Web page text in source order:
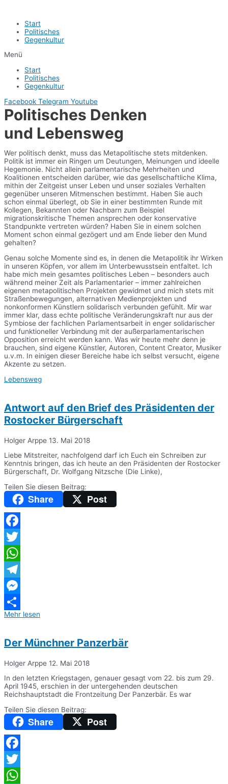
Start
Politisches
Gegenkultur
Menü
Start
Politisches
Gegenkultur
Facebook Telegram Youtube
Politisches Denken
und Lebensweg
Wer politisch denkt, muss das Metapolitische stets mitdenken.
Politik ist immer ein Ringen um Deutungen, Meinungen und ideelle
Hegemonie. Nicht allein parlamentarische Mehrheiten und
Koalitionen entscheiden darüber, wie das gesellschaftliche Klima,
mithin der Zeitgeist unser Leben und unser soziales Verhalten
gegenüber unseren Mitmenschen bestimmt. Haben Sie auch
schon einmal überlegt, ob Sie in einer bestimmten Runde mit
Kollegen, Bekannten oder Nachbarn zum Beispiel
migrationskritische Themen ansprechen oder konservative
Standpunkte vertreten würden? Haben Sie in einem solchen
Moment schon einmal gezögert und am Ende lieber den Mund
gehalten?
Genau solche Momente sind es, in denen die Metapolitik ihr Wirken
in unseren Köpfen, vor allem im Unterbewusstsein entfaltet. Ich
habe mich mein gesamtes politisches Leben – besonders auch
während meiner Zeit als Parlamentarier – immer zahlreichen
eigenen metapolitischen Projekten gewidmet und mich stets mit
Straßenbewegungen, alternativen Medienprojekten und
nonkonformen Künstlern solidarisch verbunden gefühlt. Mir war
immer klar, dass echte politische Veränderungskraft nur aus der
Symbiose der fachlichen Parlamentsarbeit in enger solidarischer
und funktioneller Verbindung mit der außerparlamentarischen
Opposition erreicht werden kann. Was wir heute mehr denn je
brauchen, sind eigene Künstler, Autoren, Content Creator, Musiker
u.v.m. In einigen dieser Bereiche habe ich selbst versucht, eigene
Akzente zu setzen.
Lebensweg
Antwort auf den Brief des Präsidenten der
Rostocker Bürgerschaft
Holger Arppe 13. Mai 2018
Liebe Mitstreiter, nachfolgend darf ich Euch ein Schreiben zur
Kenntnis bringen, das ich heute an den Präsidenten der Rostocker
Bürgerschaft, Dr. Wolfgang Nitzsche (Die Linke),
Teilen Sie diesen Beitrag:
Share Post
Facebook
Twitter
WhatsApp
Telegram
Messenger
Teilen
Mehr lesen
Der Münchner Panzerbär
Holger Arppe 12. Mai 2018
In den letzten Kriegstagen, genauer gesagt vom 22. bis zum 29.
April 1945, erschien in der untergehenden deutschen
Reichshauptstadt die Frontzeitung Der Panzerbär. Es war
Teilen Sie diesen Beitrag:
Share Post
Facebook
Twitter